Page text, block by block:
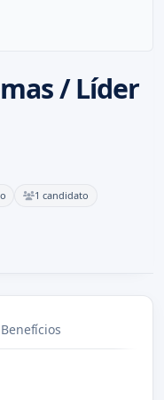
/ Líder
1 candidato
Benefícios